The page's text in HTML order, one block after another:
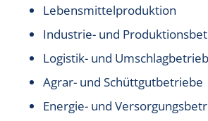
Lebensmittelproduktion
Industrie- und
Logistik- und
Agrar- und Schüttgutbetriebe
Energie- und